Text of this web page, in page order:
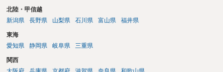
北陸・甲信越
新潟県
長野県 山梨県 石川県 富山県 福井県
東海
愛知県
静岡県 岐阜県 三重県
関西